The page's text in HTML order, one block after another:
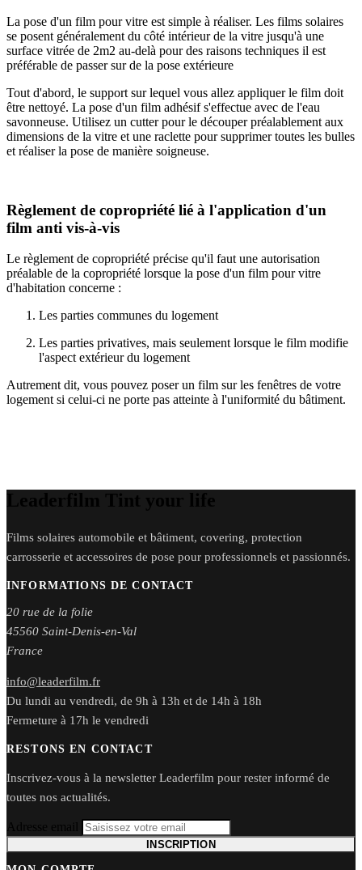
La pose d'un film pour vitre est simple à réaliser. Les films solaires
se posent généralement du côté intérieur de la vitre jusqu'à une
surface vitrée de 2m2 au-delà pour des raisons techniques il est
préférable de passer sur de la pose extérieure
Tout d'abord, le support sur lequel vous allez appliquer le film doit
être nettoyé. La pose d'un film adhésif s'effectue avec de l'eau
savonneuse. Utilisez un cutter pour le découper préalablement aux
dimensions de la vitre et une raclette pour supprimer toutes les bulles
et réaliser la pose de manière soigneuse.
Règlement de copropriété lié à l'application d'un
film anti vis-à-vis
Le règlement de copropriété précise qu'il faut une autorisation
préalable de la copropriété lorsque la pose d'un film pour vitre
d'habitation concerne :
Les parties communes du logement
Les parties privatives, mais seulement lorsque le film modifie
l'aspect extérieur du logement
Autrement dit, vous pouvez poser un film sur les fenêtres de votre
logement si celui-ci ne porte pas atteinte à l'uniformité du bâtiment.
Films solaires automobile et bâtiment, covering, protection
carrosserie et accessoires de pose pour professionnels et passionnés.
INFORMATIONS DE CONTACT
20 rue de la folie
45560 Saint-Denis-en-Val
France
info@leaderfilm.fr
Du lundi au vendredi, de 9h à 13h et de 14h à 18h
Fermeture à 17h le vendredi
RESTONS EN CONTACT
Inscrivez-vous à la newsletter Leaderfilm pour rester informé de
toutes nos actualités.
INSCRIPTION